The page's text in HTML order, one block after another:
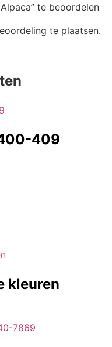
te beoordelen
te plaatsen.
409
kleuren